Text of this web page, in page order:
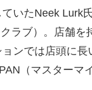
いたNeek Lurk
ラブ）。店舗
ンでは店頭に
（マスターマ